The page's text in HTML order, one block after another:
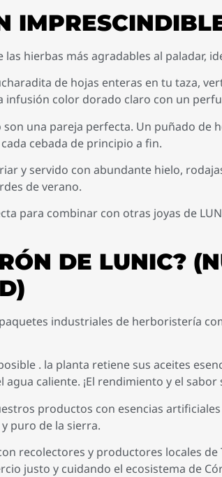
hierbas más agradables al paladar,
de hojas enteras en tu taza,
color dorado claro con un
una pareja perfecta. Un puñado de
cebada de principio a fin.
y servido con abundante hielo,
de verano.
para combinar con otras joyas de
DE LUNIC?
industriales de herboristería
. la planta retiene sus aceites
caliente. ¡El rendimiento y el sabor
productos con esencias
puro de la sierra.
recolectores y productores locales
justo y cuidando el ecosistema de